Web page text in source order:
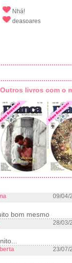
Nhá!
deasoares
Outros livros com o
09/04/
bom mesmo
28/03/
23/07/